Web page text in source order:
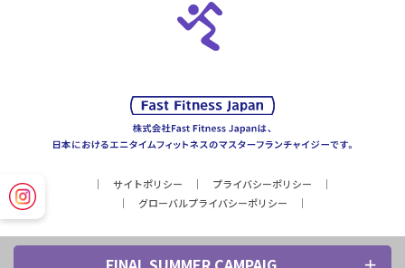
サイトポリシー
プライバシーポリシー
グローバルプライバシーポリシー